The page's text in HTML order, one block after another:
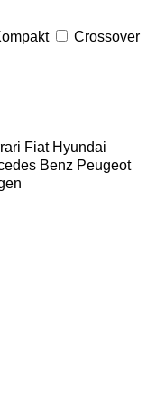
Crossover
Fiat Hyundai
Benz Peugeot